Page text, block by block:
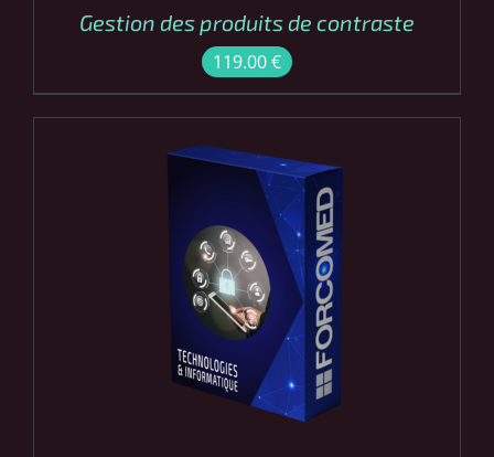
Gestion des produits de contraste
119.00€
COMMANDER /
DÉTAILS